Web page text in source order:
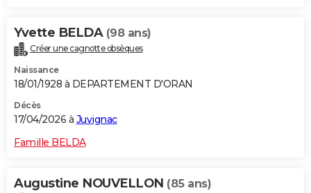
Yvette BELDA (98 ans)
Créer une cagnotte obsèques
Naissance
18/01/1928 à DEPARTEMENT D'ORAN
Décès
17/04/2026 à Juvignac
Famille BELDA
Augustine NOUVELLON (85 ans)